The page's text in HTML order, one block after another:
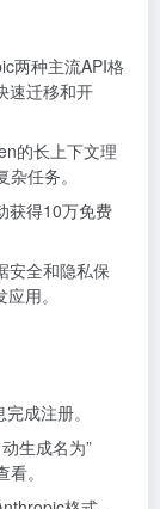
两种主流API格
速迁移和开
的长上下文理
任务。
获得10万免费
安全和隐私保
用。
成注册。
生成名为”
。